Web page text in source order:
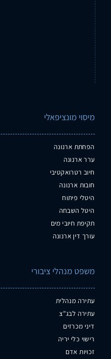
מיסוי מונציפאלי
הפחתת ארנונה
ערר ארנונה
חיוב רטרואקטיבי
חובות ארנונה
היטלי פיתוח
היטל השבחה
תקיפת חיובי מים
עורך דין ארנונה
משפט מנהלי ציבורי
עתירה מנהלית
עתירה לבג"צ
דיני מכרזים
רישוי כלי יריה
זכויות אדם